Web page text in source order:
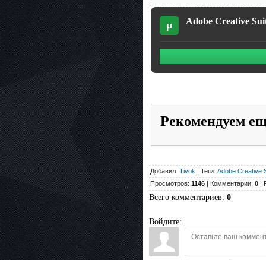
µ Adobe Creative
Рекомендуем
Добавил: Tivok | Теги: Adobe Creative
Просмотров: 1146 | Комментарии: 0 |
Всего комментариев: 0
Войдите: